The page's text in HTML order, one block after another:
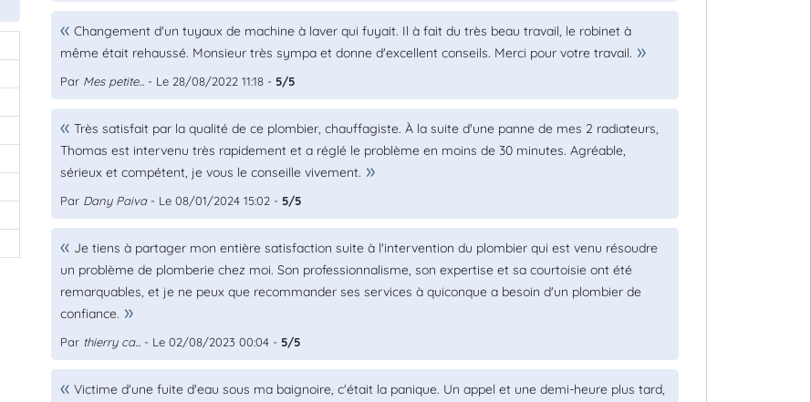
Changement d'un tuyaux de machine à laver qui fuyait. Il à fait du très beau travail, le robinet à
même était rehaussé. Monsieur très sympa et donne d'excellent conseils. Merci pour votre travail.
Par Mes petite... - Le 28/08/2022 11:18 - 5/5
Très satisfait par la qualité de ce plombier, chauffagiste. À la suite d'une panne de mes 2 radiateurs,
Thomas est intervenu très rapidement et a réglé le problème en moins de 30 minutes. Agréable,
sérieux et compétent, je vous le conseille vivement.
Par Dany Paiva- Le 08/01/2024 15:02 - 5/5
Je tiens à partager mon entière satisfaction suite à l'intervention du plombier qui est venu résoudre
un problème de plomberie chez moi. Son professionnalisme, son expertise et sa courtoisie ont été
remarquables, et je ne peux que recommander ses services à quiconque a besoin d'un plombier de
confiance.
Par thierry ca... - Le 02/08/2023 00:04 - 5/5
Victime d'une fuite d'eau sous ma baignoire, c'était la panique. Un appel et une demi-heure plus tard,